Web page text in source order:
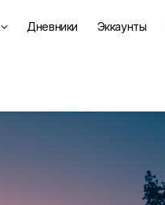
 Дневники Эккаунты